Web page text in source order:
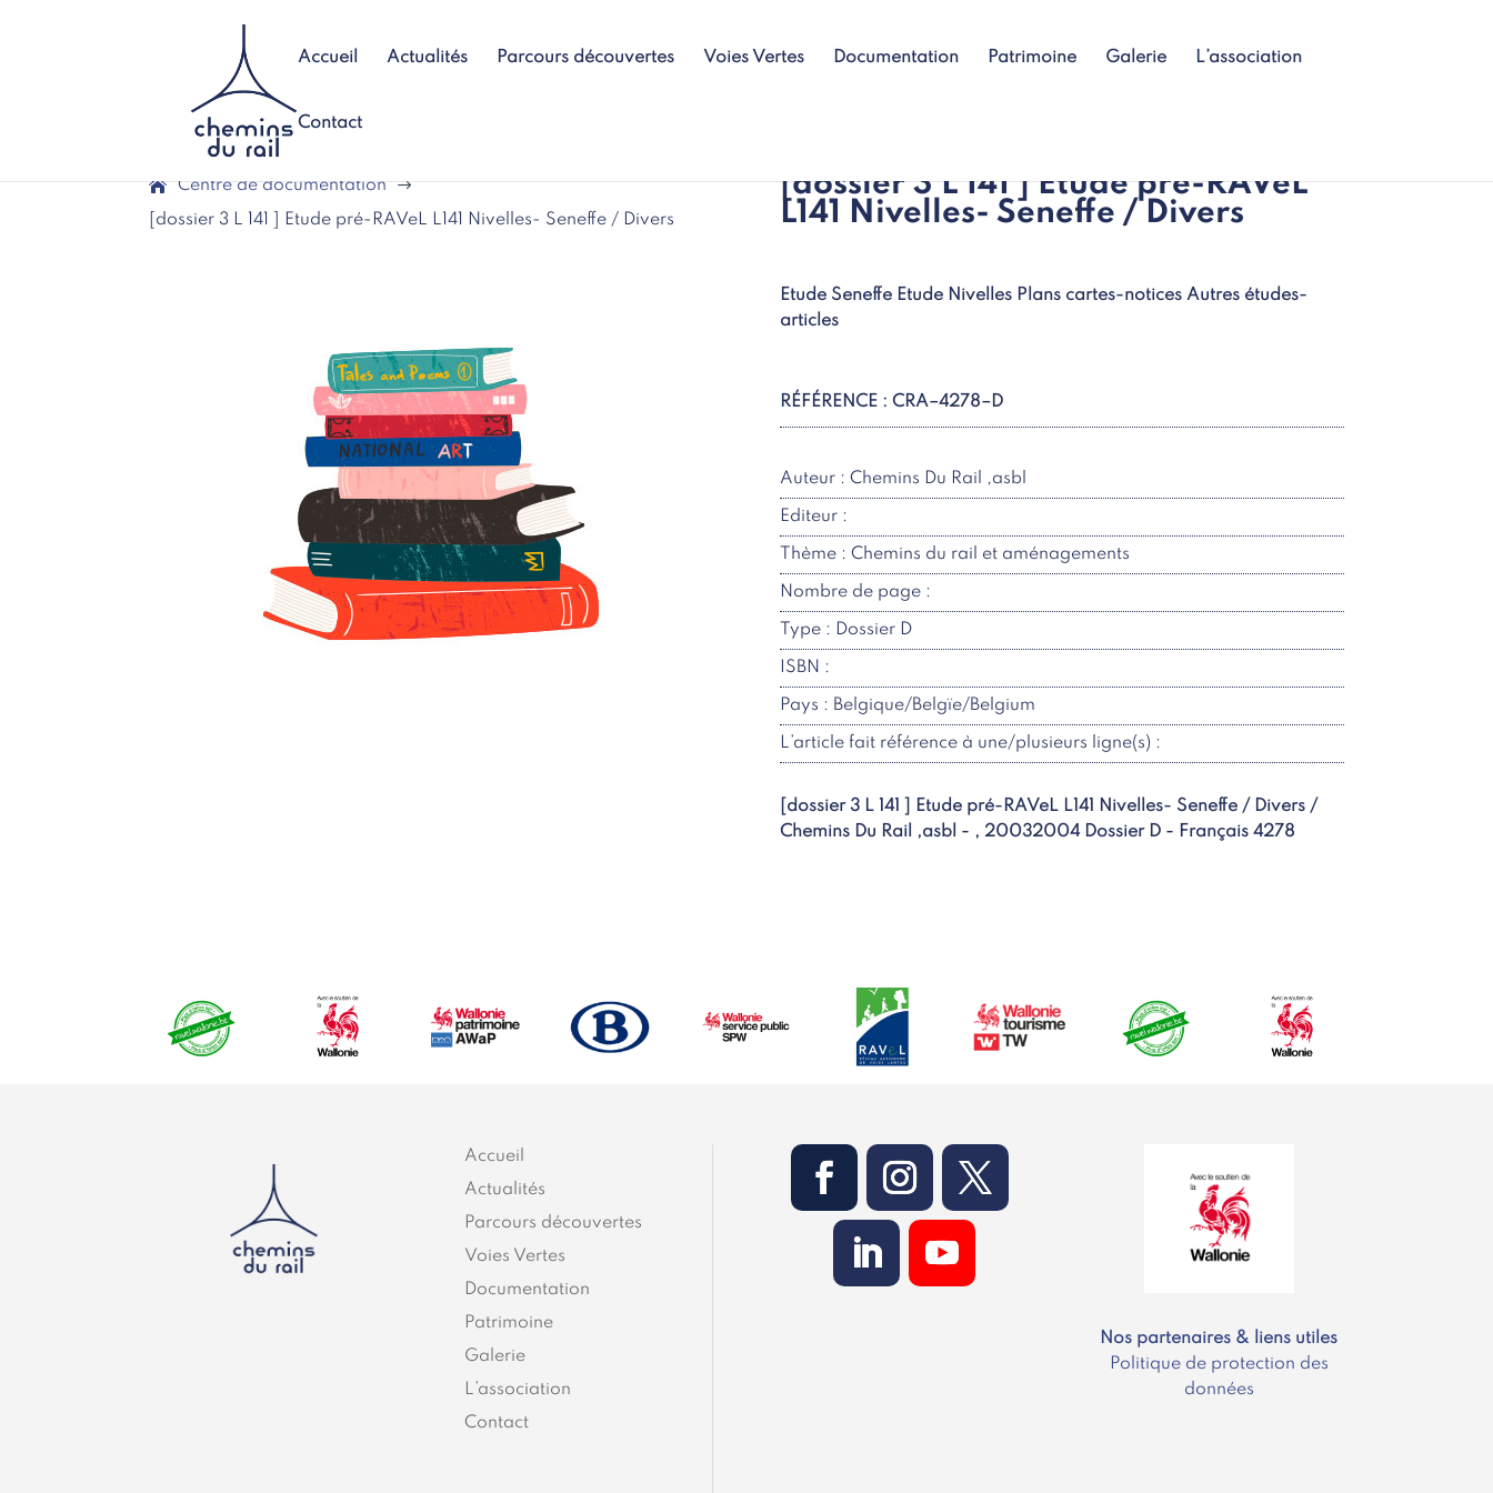
Accueil Actualités Parcours découvertes Voies Vertes Documentation Patrimoine Galerie L’association
Contact
Centre de documentation $
[dossier 3 L 141 ] Etude pré-RAVeL L141 Nivelles- Seneffe / Divers
[dossier 3 L 141 ] Etude pré-RAVeL
L141 Nivelles- Seneffe / Divers
Etude Seneffe Etude Nivelles Plans cartes-notices Autres études-
articles
RÉFÉRENCE : CRA–4278–D
Auteur : Chemins Du Rail ,asbl
Editeur :
Thème : Chemins du rail et aménagements
Nombre de page :
Type : Dossier D
ISBN :
Pays : Belgique/Belgïe/Belgium
L’article fait référence à une/plusieurs ligne(s) :
[dossier 3 L 141 ] Etude pré-RAVeL L141 Nivelles- Seneffe / Divers /
Chemins Du Rail ,asbl - , 20032004 Dossier D - Français 4278
Accueil
Actualités
Parcours découvertes
Voies Vertes
Documentation
Patrimoine
Galerie
L’association
Contact
Nos partenaires & liens utiles
Politique de protection des
données